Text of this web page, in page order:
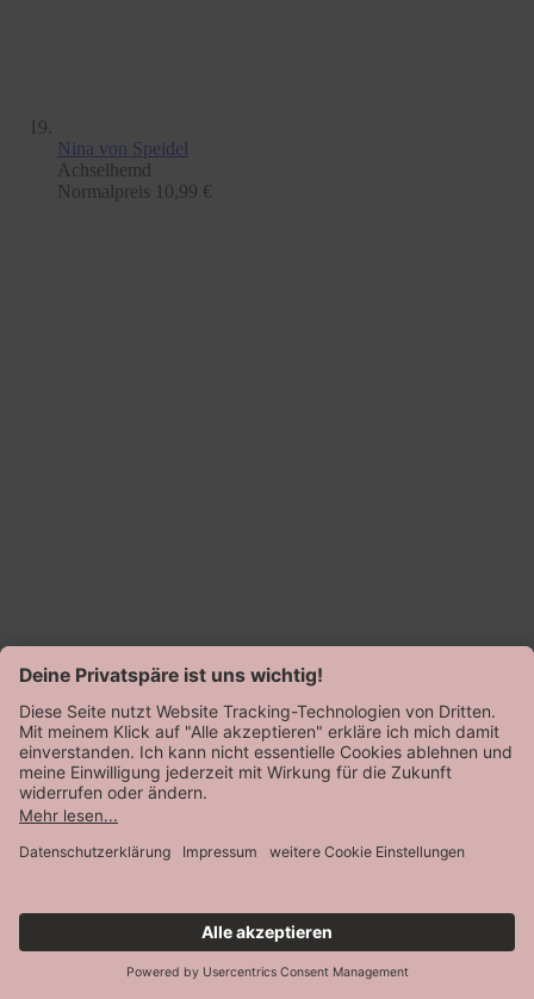
Nina von Speidel
Achselhemd
Normalpreis 10,99 €
Ninavon Speidel
Normalpreis 8,99 €